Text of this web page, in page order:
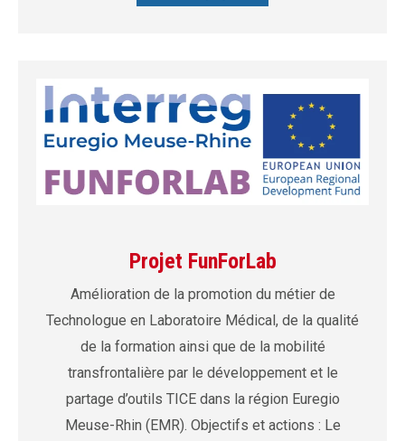
Projet FunForLab
Amélioration de la promotion du métier de
Technologue en Laboratoire Médical, de la qualité
de la formation ainsi que de la mobilité
transfrontalière par le développement et le
partage d’outils TICE dans la région Euregio
Meuse-Rhin (EMR). Objectifs et actions : Le